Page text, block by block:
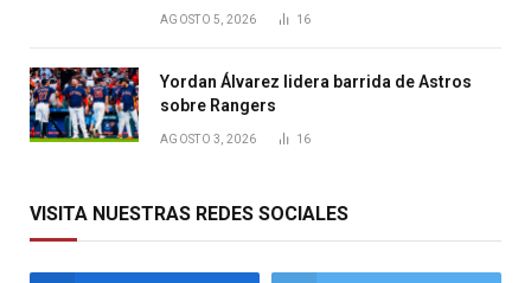
AGOSTO 5, 2026 16
Yordan Álvarez lidera barrida de Astros
sobre Rangers
AGOSTO 3, 2026 16
VISITA NUESTRAS REDES SOCIALES